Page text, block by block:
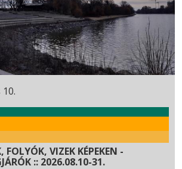
VIZEK KÉPEKEN -
:: 2026.08.10-31.